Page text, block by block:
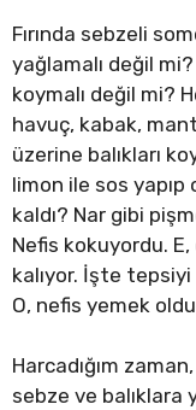
Fırında sebzeli
yağlamalı değil
koymalı değil mi?
havuç, kabak,
üzerine balıkları
limon ile sos yapıp
kaldı? Nar gibi
Nefis kokuyordu.
kalıyor. İşte tepsiyi
O, nefis yemek
Harcadığım
sebze ve balıklara